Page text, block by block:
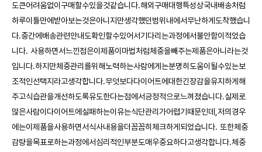
도큰어려움없이구매할수있을것같습니다.해외구매대행특성상국내배송처럼
하루이틀만에받아보는것은아니지만생각했던범위내에서무난하게도착했습니
다.중간에배송관련안내도확인할수있어서기다리는과정에서불안함이적었습
니다. 사용하면서느낀점은이제품이마법처럼체중을빼주는제품은아니라는것
입니다.하지만체중관리를위해노력하는사람에게는분명히도움이될수있는보
조적인선택지라고생각합니다.무엇보다다이어트에대한긴장감을유지하게해
주고식습관을개선하도록유도한다는점에서긍정적으로느껴졌습니다.실제로
많은사람이다이어트에실패하는이유는식단관리가어렵기때문인데,저의경우
에는이제품을사용하면서식사내용을더꼼꼼히체크하게되었습니다. 또한체중
감량을목표로하는과정에서심리적인부분도매우중요하다고생각합니다.체중